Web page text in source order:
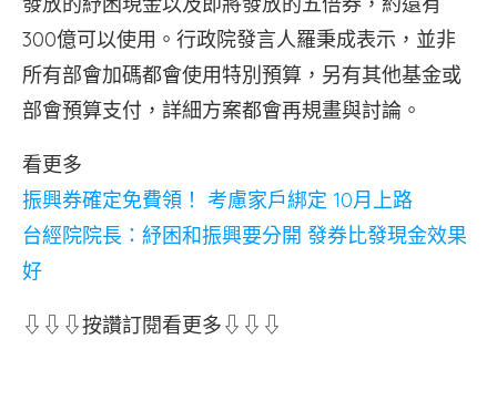
300億可以使用。行政院發言人羅秉成表示，並非
所有部會加碼都會使用特別預算，另有其他基金或
部會預算支付，詳細方案都會再規畫與討論。
看更多
振興券確定免費領！ 考慮家戶綁定 10月上路
台經院院長：紓困和振興要分開 發券比發現金效果
好
⇩⇩⇩按讚訂閱看更多⇩⇩⇩